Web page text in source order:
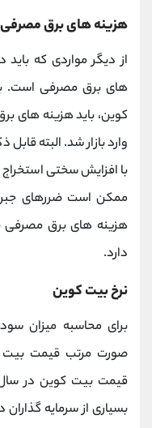
هزینه های برق مصرفی
از دیگر مواردی که
های برق مصرفی است.
کوین، باید هزینه های
وارد بازار شد. البته
با افزایش سختی
ممکن است ضررهای
هزینه های برق مصرفی
دارد.
نرخ بیت کوین
برای محاسبه میزان
صورت مرتب قیمت بیت
بسیاری از سرمایه